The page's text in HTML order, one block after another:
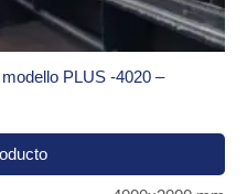
PLUS -4020 –